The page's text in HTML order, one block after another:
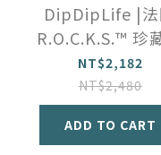
DipDipLife |法
R.O.C.K.S.™️ 珍
璃威士忌酒杯禮
NT$2,182
NT$2,480
ADD TO CART